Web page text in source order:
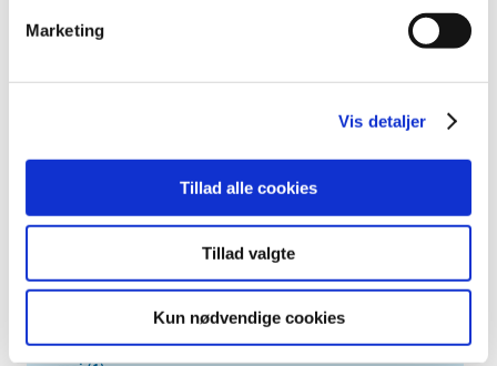
Marketing
Vis detaljer
Tillad alle cookies
Tillad valgte
Kun nødvendige cookies
2015 (31)
december (2)
oktober (4)
august (1)
juni (3)